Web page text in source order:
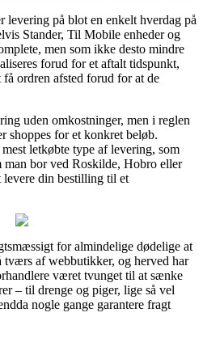
levering på blot en enkelt hverdag på
Stander, Til Mobile enheder og
men som ikke desto mindre
forud for et aftalt tidspunkt,
ordren afsted forud for at de
uden omkostninger, men i reglen
shoppes for et konkret beløb.
letkøbte type af levering, som
bor ved Roskilde, Hobro eller
din bestilling til et
for almindelige dødelige at
af webbutikker, og herved har
været tvunget til at sænke
– til drenge og piger, lige så vel
nogle gange garantere fragt